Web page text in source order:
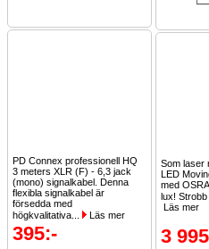
PD Connex professionell HQ
3 meters XLR (F) - 6,3 jack
(mono) signalkabel. Denna
flexibla signalkabel är
försedda med
högkvalitativa...
Läs mer
395:-
Som laser
LED
med
lux!
Läs mer
3